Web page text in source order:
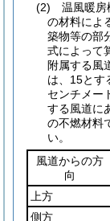
(2)
温風暖房
の材料によ
築物等の部
式によって
附属する風
は、15とす
センチメー
する風道に
の不燃材料
い。
風道からの方
向
上方
側方